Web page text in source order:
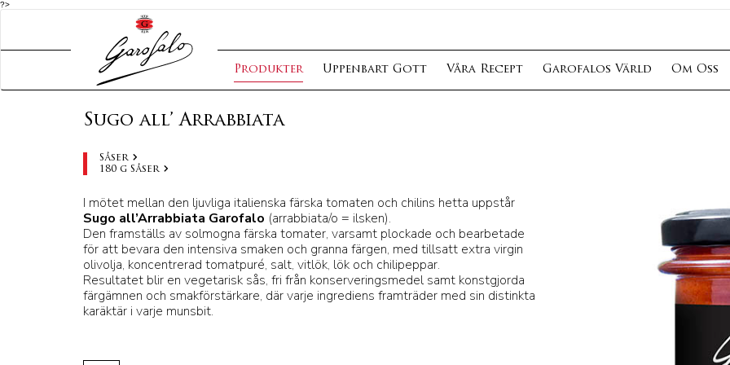
?>
Produkter Uppenbart Gott Våra Recept Garofalos Värld Om Oss
Sugo all’ Arrabbiata
Såser
180 g Såser
I mötet mellan den ljuvliga italienska färska tomaten och chilins hetta uppstår
Sugo all’Arrabbiata Garofalo (arrabbiata/o = ilsken).
Den framställs av solmogna färska tomater, varsamt plockade och bearbetade
för att bevara den intensiva smaken och granna färgen, med tillsatt extra virgin
olivolja, koncentrerad tomatpuré, salt, vitlök, lök och chilipeppar.
Resultatet blir en vegetarisk sås, fri från konserveringsmedel samt konstgjorda
färgämnen och smakförstärkare, där varje ingrediens framträder med sin distinkta
karäktär i varje munsbit.